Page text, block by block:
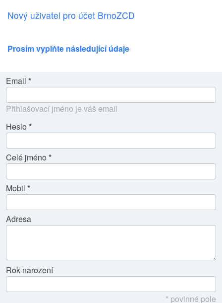
Nový uživatel pro účet BrnoZCD
Prosím vyplňte následující údaje
Email
Přihlašovací jméno je váš email
Heslo
Celé jméno
Mobil
Adresa
Rok narození
* povinné pole